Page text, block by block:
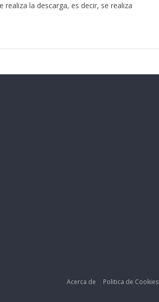
la descarga, es decir, se realiza
Acerca de Politica de Cookies